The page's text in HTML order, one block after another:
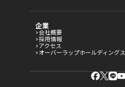
企業
会社概要
採用情報
アクセス
オーバーラップホールディングス